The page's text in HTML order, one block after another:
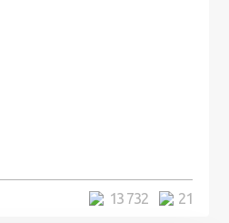
21
13 732